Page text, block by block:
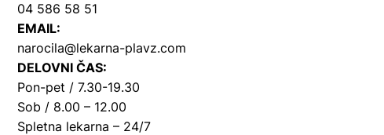
04 586 58 51
EMAIL:
narocila@lekarna-plavz.com
DELOVNI ČAS:
Pon-pet / 7.30-19.30
Sob / 8.00 – 12.00
Spletna lekarna – 24/7